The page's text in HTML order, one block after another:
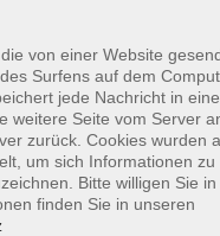
Tageszeit
nur beginnende
von einer Website
Surfens auf dem
jede Nachricht in
weitere Seite vom Server
zurück. Cookies wurden
um sich Informationen
Bitte willigen Sie
finden Sie in unseren